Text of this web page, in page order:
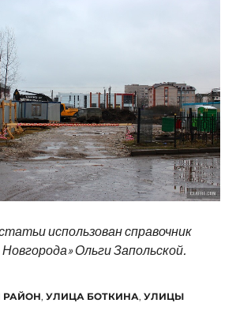
использован справочник
Ольги Запольской.
РАЙОН, УЛИЦА БОТКИНА, УЛИЦЫ